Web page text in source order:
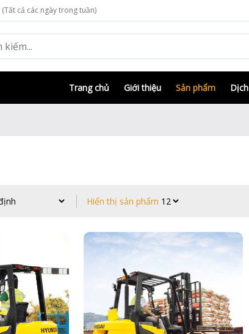
cả các ngày trong tuần)
Trang chủ Giới thiệu Sản phẩm
Hiển thị sản phẩm